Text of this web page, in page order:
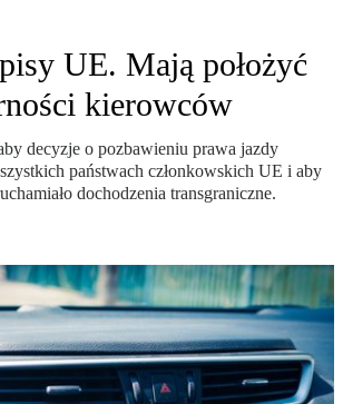
UE. Mają położyć
kierowców
decyzje o pozbawieniu prawa jazdy
państwach członkowskich UE i aby
dochodzenia transgraniczne.